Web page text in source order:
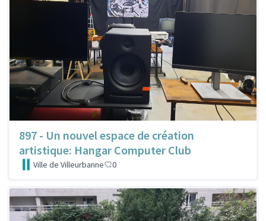
897 - Un nouvel espace de création
artistique: Hangar Computer Club
Ville de Villeurbanne 0